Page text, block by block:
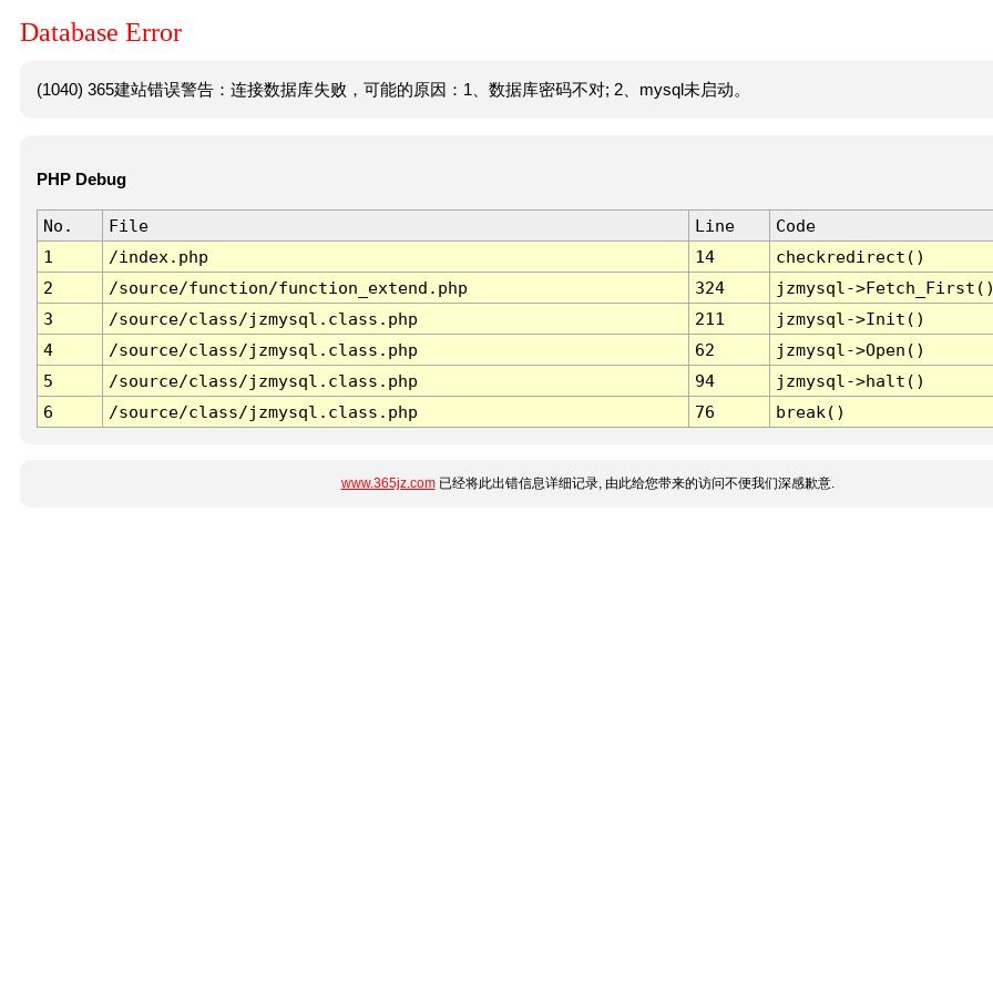
Database Error
(1040) 365建站错误警告：连接数据库失败，可能的原因：1、数据库密码不对; 2、mysql未启动。
PHP Debug
No. File Line
Code
1
/index.php 14
checkredirect()
2
/source/function/function_extend.php 324
jzmysql-
3
/source/class/jzmysql.class.php 211
jzmysql->Init()
4
/source/class/jzmysql.class.php 62
jzmysql->Open()
5
/source/class/jzmysql.class.php 94
jzmysql->halt()
6
/source/class/jzmysql.class.php 76 break()
www.365jz.com已经将此出错信息详细记录, 由此给您带来的访问不便我们深感歉意.